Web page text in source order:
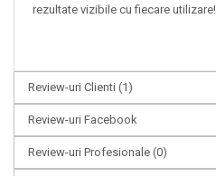
rezultate vizibile cu fiecare utilizare!
Review-uri Clienti (1)
Review-uri Facebook
Review-uri Profesionale (0)